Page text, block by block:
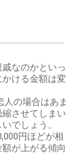
なのかといっ
ける金額は変
人の場合はあま
させてしまい
でしょう。
円ほどが相
が上がる傾向